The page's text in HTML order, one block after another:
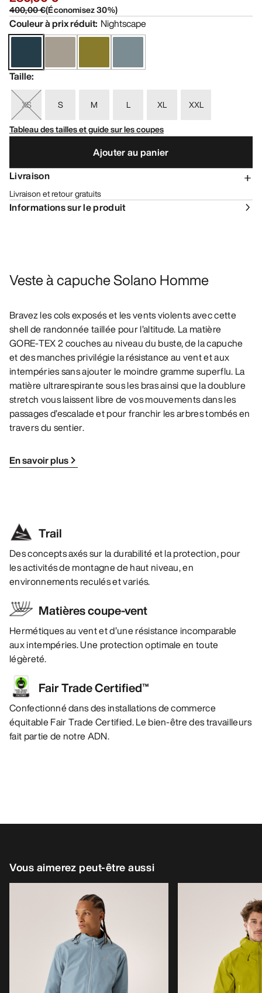
400,00 €(Économisez30%)
Couleur à prix réduit: Nightscape
Taille:
XS S M L XL
XXL
Tableau des tailles et guide sur les coupes
Ajouter au panier
Livraison
Livraison et retour gratuits
Informations sur le produit
Veste à capuche Solano Homme
Bravez les cols exposés et les vents violents avec cette
shell de randonnée taillée pour l’altitude. La matière
GORE-TEX 2 couches au niveau du buste, de la capuche
et des manches privilégie la résistance au vent et aux
intempéries sans ajouter le moindre gramme superflu. La
matière ultrarespirante sous les bras ainsi que la doublure
stretch vous laissent libre de vos mouvements dans les
passages d’escalade et pour franchir les arbres tombés en
travers du sentier.
En savoir plus
Trail
Des concepts axés sur la durabilité et la protection, pour
les activités de montagne de haut niveau, en
environnements reculés et variés.
Matières coupe-vent
Hermétiques au vent et d’une résistance incomparable
aux intempéries. Une protection optimale en toute
légèreté.
Fair Trade Certified™
Confectionné dans des installations de commerce
équitable Fair Trade Certified. Le bien-être des travailleurs
fait partie de notre ADN.
Vous aimerez peut-être aussi